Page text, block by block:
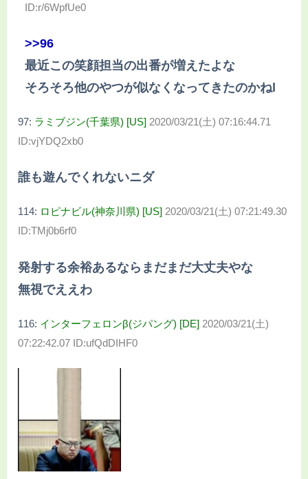
ID:r/6WpfUe0
>>96
最近この笑顔担当の出番が増えたよな
そろそろ他のやつが似なくなってきたのかねl
97: ラミブジン(千葉県) [US] 2020/03/21(土) 07:16:44.71
ID:vjYDQ2xb0
誰も遊んでくれないニダ
114: ロピナビル(神奈川県) [US] 2020/03/21(土) 07:21:49.30
ID:TMj0b6rf0
発射する余裕あるならまだまだ大丈夫やな
無視でええわ
116: インターフェロンβ(ジパング) [DE] 2020/03/21(土)
07:22:42.07 ID:ufQdDIHF0